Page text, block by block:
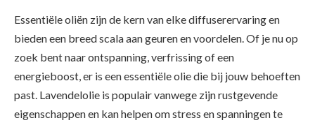
Essentiële oliën zijn de kern van elke diffuserervaring en
bieden een breed scala aan geuren en voordelen. Of je nu op
zoek bent naar ontspanning, verfrissing of een
energieboost, er is een essentiële olie die bij jouw behoeften
past. Lavendelolie is populair vanwege zijn rustgevende
eigenschappen en kan helpen om stress en spanningen te